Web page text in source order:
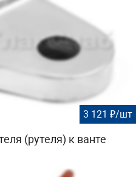
3 121 ₽/шт
(рутеля) к ванте